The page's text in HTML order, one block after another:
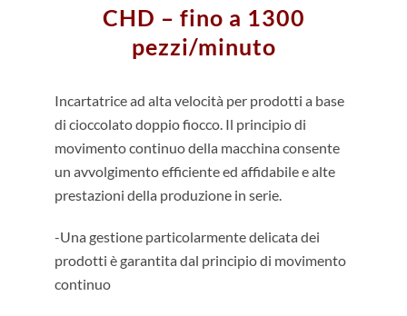
CHD – fino a 1300
pezzi/minuto
Incartatrice ad alta velocità per prodotti a base
di cioccolato doppio fiocco. Il principio di
movimento continuo della macchina consente
un avvolgimento efficiente ed affidabile e alte
prestazioni della produzione in serie.
-Una gestione particolarmente delicata dei
prodotti è garantita dal principio di movimento
continuo